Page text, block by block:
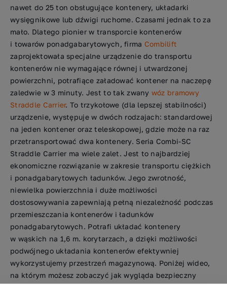
nawet do 25 ton obsługujące kontenery, układarki
wysięgnikowe lub dźwigi ruchome. Czasami jednak to za
mało. Dlatego pionier w transporcie kontenerów
i towarów ponadgabarytowych, firma Combilift
zaprojektowała specjalne urządzenie do transportu
kontenerów nie wymagające równej i utwardzonej
powierzchni, potrafiące załadować kontener na naczepę
zaledwie w 3 minuty. Jest to tak zwany wóz bramowy
Straddle Carrier. To trzykołowe (dla lepszej stabilności)
urządzenie, występuje w dwóch rodzajach: standardowej
na jeden kontener oraz teleskopowej, gdzie może na raz
przetransportować dwa kontenery. Seria Combi-SC
Straddle Carrier ma wiele zalet. Jest to najbardziej
ekonomiczne rozwiązanie w zakresie transportu ciężkich
i ponadgabarytowych ładunków. Jego zwrotność,
niewielka powierzchnia i duże możliwości
dostosowywania zapewniają pełną niezależność podczas
przemieszczania kontenerów i ładunków
ponadgabarytowych. Potrafi układać kontenery
w wąskich na 1,6 m. korytarzach, a dzięki możliwości
podwójnego układania kontenerów efektywniej
wykorzystujemy przestrzeń magazynową. Poniżej wideo,
na którym możesz zobaczyć jak wygląda bezpieczny